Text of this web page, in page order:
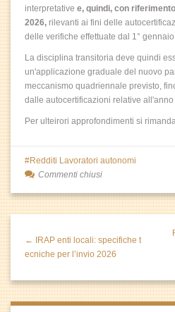
interpretative e, quindi, con
2026, rilevanti ai fini delle
delle verifiche effettuate dal 1°
La disciplina transitoria deve quindi
un'applicazione graduale del nuovo
meccanismo quadriennale previsto,
dalle autocertificazioni relative
Per ulteirori approfondimenti si
Redditi Lavoratori autonomi
Commenti chiusi
← IRAP enti locali: specifiche t
ecniche per l’invio 2026